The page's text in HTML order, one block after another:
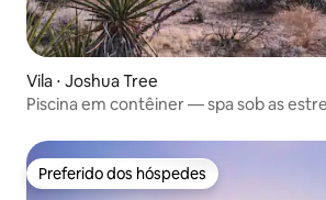
Vila ⋅ Joshua Tree
Piscina em contêiner — spa sob as
Preferido dos hóspedes
Preferido dos hóspedes